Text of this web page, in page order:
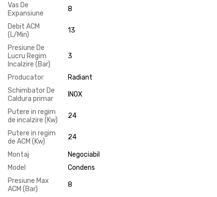
Vas De
Expansiune
8
Debit ACM
(L/Min)
13
Presiune De
Lucru Regim
Incalzire (Bar)
3
Producator
Radiant
Schimbator De
Caldura primar
INOX
Putere in regim
de incalzire (Kw)
24
Putere in regim
de ACM (Kw)
24
Montaj
Negociabil
Model
Condens
Presiune Max
ACM (Bar)
8